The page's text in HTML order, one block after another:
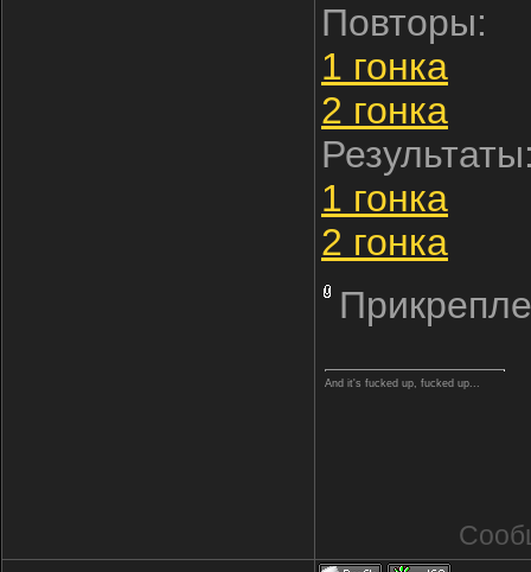
Повторы:
1 гонка
2 гонка
1 гонка
2 гонка
And it's fucked up, fucked up...